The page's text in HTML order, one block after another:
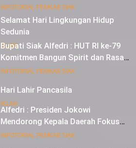
Selamat Hari Lingkungan Hidup
Sedunia
IKLAN
Hari Lahir Pancasila
IKLAN
Sebagai Tuan Rumah
INFOTORIAL PEMKAB SIAK
Bupati Siak Alfedri : HUT RI ke-79
Komitmen Bangun Spirit dan Rasa
Nasionalisme
INFOTORIAL PEMKAB SIAK
Alfedri : Presiden Jokowi
Mendorong Kepala Daerah Fokus
pada Inflasi dan Pilkada Serentak
INFOTORIAL PEMKAB SIAK